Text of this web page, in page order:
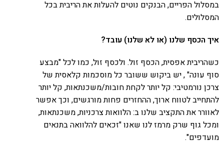
במסלול הפריים, הבנקים נוטים להעלות את הריבית בכל
המסלולים.
איך הכסף שלנו (או לא שלנו) עובד?
כשהריבית אפסית, הכסף זול. ולכסף זול, כמו לכל "מבצע
סוף עונה" , יש ביקוש ששובר כל מוסכמות קלאסית של
צרכן נורמטיבי: קל יותר לקחת חובות/משכנתאות, קל יותר
להתחייב לטווח ארוך, ההחזרים פחות מורגשים, וכך אפשר
לאוורר את התקציב שלנו ב: הלוואות צרכניות, משכנתאות,
ומכל גוף שרק מרמז לנו שאנו "זכאים להלוואה בתנאים
מועדפים".